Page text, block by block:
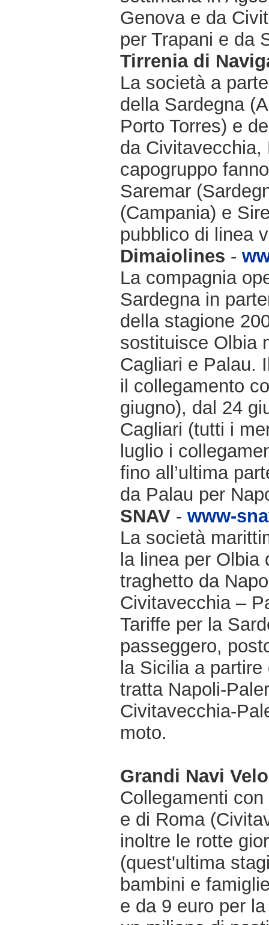
Genova e da
per Trapani e da
Tirrenia di
La società a
della Sardegna
Porto Torres) e
da Civitavecchia,
capogruppo
Saremar
(Campania) e
pubblico di linea
Dimaiolines -
La compagnia
Sardegna in
della stagione
sostituisce Olbia
Cagliari e Palau.
il collegamento
giugno), dal 24
Cagliari (tutti i
luglio i
fino all’ultima
da Palau per
SNAV - www-
La società
la linea per
traghetto da
Civitavecchia –
Tariffe per la
passeggero,
la Sicilia a
tratta Napoli-
Civitavecchia-
moto.
Grandi Navi
Collegamenti
e di Roma
inoltre le rotte
(quest'ultima
bambini e
e da 9 euro per